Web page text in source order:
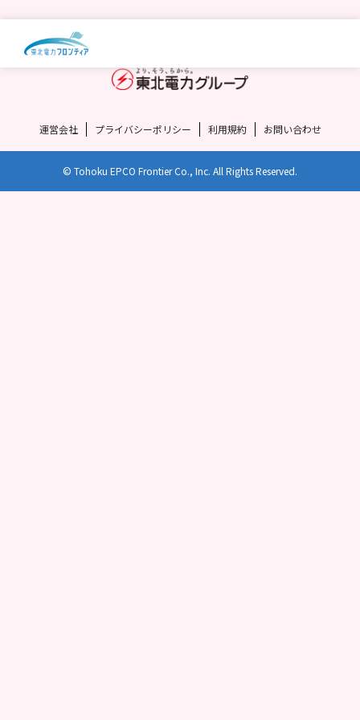
運営会社 プライバシーポリシー 利用規約 お問い合わせ
© Tohoku EPCO Frontier Co., Inc. All Rights Reserved.